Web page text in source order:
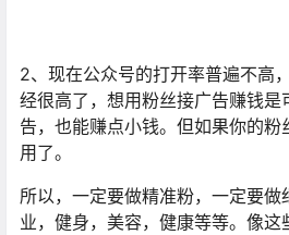
2、现在公众号的打开率普遍不高
经很高了，想用粉丝接广告赚钱是
告，也能赚点小钱。但如果你的
用了。
所以，一定要做精准粉，一定要做
业，健身，美容，健康等等。像这